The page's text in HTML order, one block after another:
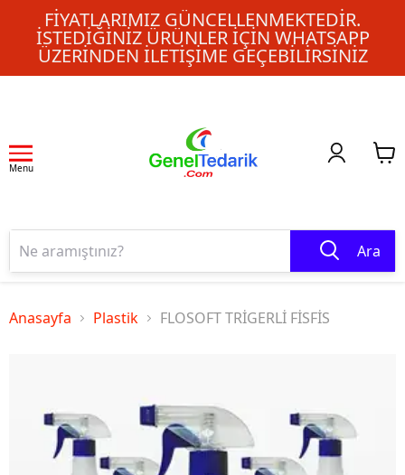
FIYATLARIMIZ GÜNCELLENMEKTEDIR.
İSTEDIĞINIZ ÜRÜNLER IÇIN WHATSAPP
ÜZERINDEN ILETIŞIME GEÇEBILIRSINIZ
Menu
Ara
Anasayfa Plastik FLOSOFT TRİGERLİ FİSFİS